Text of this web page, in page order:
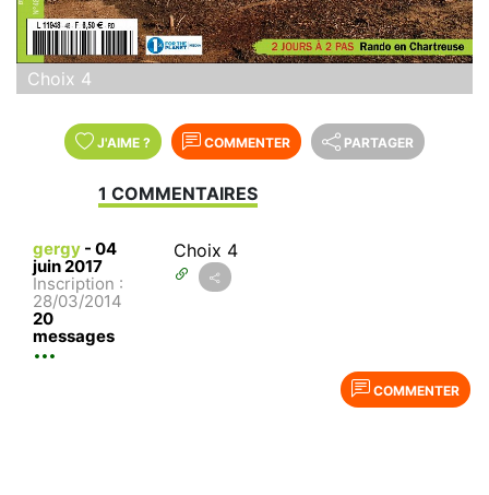
Choix 4
J'AIME ? COMMENTER PARTAGER
1 COMMENTAIRES
gergy - 04
juin 2017
Inscription :
28/03/2014
20
messages
Choix 4
COMMENTER